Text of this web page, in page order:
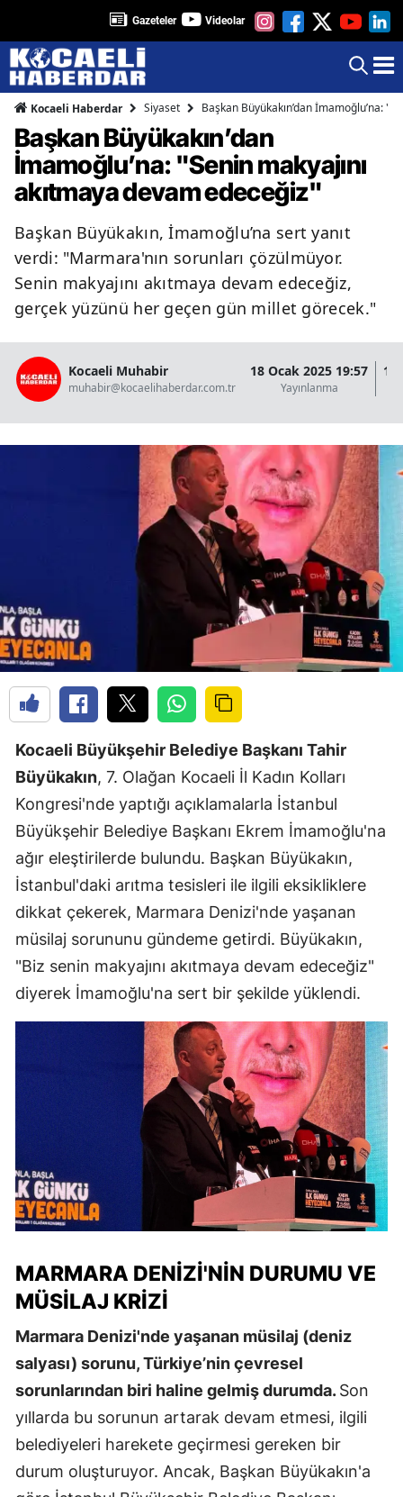
Gazeteler Videolar
Kocaeli Haberdar Siyaset Başkan Büyükakın’dan İmamoğlu’na:
Başkan Büyükakın’dan
İmamoğlu’na: "Senin makyajını
akıtmaya devam edeceğiz"
Başkan Büyükakın, İmamoğlu’na sert yanıt
verdi: "Marmara'nın sorunları çözülmüyor.
Senin makyajını akıtmaya devam edeceğiz,
gerçek yüzünü her geçen gün millet görecek."
Kocaeli Muhabir
muhabir@kocaelihaberdar.com.tr
18 Ocak 2025 19:57
Yayınlanma
18
Kocaeli Büyükşehir Belediye Başkanı Tahir
Büyükakın, 7. Olağan Kocaeli İl Kadın Kolları
Kongresi'nde yaptığı açıklamalarla İstanbul
Büyükşehir Belediye Başkanı Ekrem İmamoğlu'na
ağır eleştirilerde bulundu. Başkan Büyükakın,
İstanbul'daki arıtma tesisleri ile ilgili eksikliklere
dikkat çekerek, Marmara Denizi'nde yaşanan
müsilaj sorununu gündeme getirdi. Büyükakın,
"Biz senin makyajını akıtmaya devam edeceğiz"
diyerek İmamoğlu'na sert bir şekilde yüklendi.
MARMARA DENIZI'NIN DURUMU VE
MÜSILAJ KRIZI
Marmara Denizi'nde yaşanan müsilaj (deniz
salyası) sorunu, Türkiye’nin çevresel
sorunlarından biri haline gelmiş durumda.Son
yıllarda bu sorunun artarak devam etmesi, ilgili
belediyeleri harekete geçirmesi gereken bir
durum oluşturuyor. Ancak, Başkan Büyükakın'a